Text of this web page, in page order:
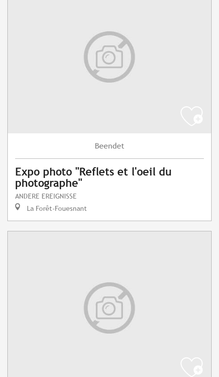
Beendet
Expo photo "Reflets et l'oeil du
photographe"
ANDERE EREIGNISSE
La Forêt-Fouesnant